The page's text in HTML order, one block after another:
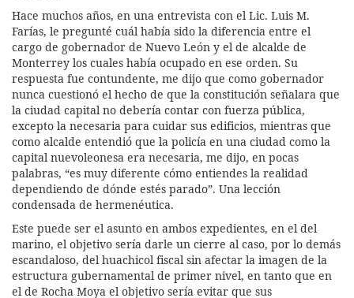
Hace muchos años, en una entrevista con el Lic. Luis M.
Farías, le pregunté cuál había sido la diferencia entre el
cargo de gobernador de Nuevo León y el de alcalde de
Monterrey los cuales había ocupado en ese orden. Su
respuesta fue contundente, me dijo que como gobernador
nunca cuestionó el hecho de que la constitución señalara que
la ciudad capital no debería contar con fuerza pública,
excepto la necesaria para cuidar sus edificios, mientras que
como alcalde entendió que la policía en una ciudad como la
capital nuevoleonesa era necesaria, me dijo, en pocas
palabras, “es muy diferente cómo entiendes la realidad
dependiendo de dónde estés parado”. Una lección
condensada de hermenéutica.
Este puede ser el asunto en ambos expedientes, en el del
marino, el objetivo sería darle un cierre al caso, por lo demás
escandaloso, del huachicol fiscal sin afectar la imagen de la
estructura gubernamental de primer nivel, en tanto que en
el de Rocha Moya el objetivo sería evitar que sus